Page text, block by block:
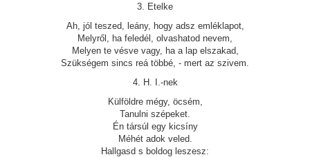
3. Etelke
Ah, jól teszed, leány, hogy adsz emléklapot,
Melyről, ha feledél, olvashatod nevem,
Melyen te vésve vagy, ha a lap elszakad,
Szükségem sincs reá többé, - mert az szivem.
4. H. I.-nek
Külföldre mégy, öcsém,
Tanulni szépeket.
Én társúl egy kicsíny
Méhét adok veled.
Hallgasd s boldog leszesz: